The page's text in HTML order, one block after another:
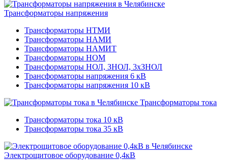
Трансформаторы напряжения
Трансформаторы НТМИ
Трансформаторы НАМИ
Трансформаторы НАМИТ
Трансформаторы НОМ
Трансформаторы НОЛ, ЗНОЛ, 3хЗНОЛ
Трансформаторы напряжения 6 кВ
Трансформаторы напряжения 10 кВ
Трансформаторы тока
Трансформаторы тока 10 кВ
Трансформаторы тока 35 кВ
Электрощитовое оборудование 0,4кВ